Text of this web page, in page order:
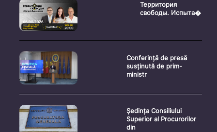
Территория
свободы. Испыта�
Conferință de presă
susținută de prim-
ministr
Ședința Consiliului
Superior al Procurorilor
din